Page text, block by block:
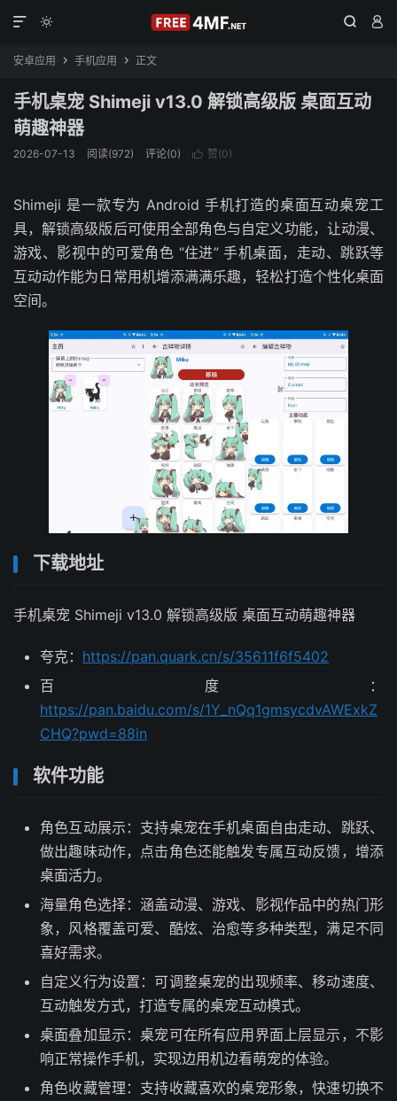
  

安卓应用  手机应用  正文
手机桌宠 Shimeji v13.0 解锁高级版 桌面互动
萌趣神器
2026-07-13 阅读(972) 评论(0)  赞(0)
Shimeji 是一款专为 Android 手机打造的桌面互动桌宠工
具，解锁高级版后可使用全部角色与自定义功能，让动漫、
游戏、影视中的可爱角色 “住进” 手机桌面，走动、跳跃等
互动动作能为日常用机增添满满乐趣，轻松打造个性化桌面
空间。
下载地址
手机桌宠 Shimeji v13.0 解锁高级版 桌面互动萌趣神器
夸克： https://pan.quark.cn/s/35611f6f5402
百度：
https://pan.baidu.com/s/1Y_nQq1gmsycdvAWExkZ
CHQ?pwd=88in
软件功能
角色互动展示：支持桌宠在手机桌面自由走动、跳跃、
做出趣味动作，点击角色还能触发专属互动反馈，增添
桌面活力。
海量角色选择：涵盖动漫、游戏、影视作品中的热门形
象，风格覆盖可爱、酷炫、治愈等多种类型，满足不同
喜好需求。
自定义行为设置：可调整桌宠的出现频率、移动速度、
互动触发方式，打造专属的桌宠互动模式。
桌面叠加显示：桌宠可在所有应用界面上层显示，不影
响正常操作手机，实现边用机边看萌宠的体验。
角色收藏管理：支持收藏喜欢的桌宠形象，快速切换不